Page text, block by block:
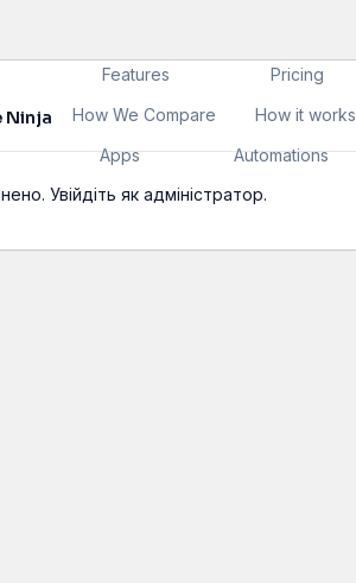
Ninja
Features
Pricing
How We Compare
How it works
Apps
Automations
Увійдіть як адміністратор.